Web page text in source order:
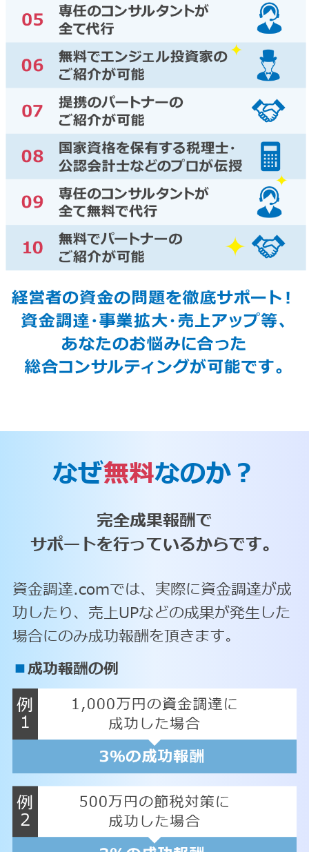
なぜ無料なのか？
完全成果報酬で
サポートを行っているからです。
資金調達.comでは、実際に資金調達が成
功したり、売上UPなどの成果が発生した
場合にのみ成功報酬を頂きます。
■成功報酬の例